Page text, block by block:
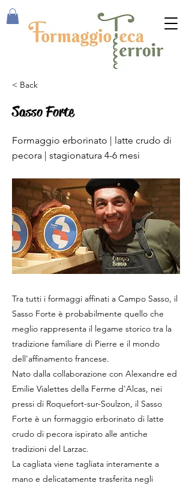
< Back
Sasso Forte
Formaggio erborinato | latte crudo di
pecora | stagionatura 4-6 mesi
Tra tutti i formaggi affinati a Campo Sasso, il
Sasso Forte è probabilmente quello che
meglio rappresenta il legame storico tra la
tradizione familiare di Pierre e il mondo
dell'affinamento francese.
Nato dalla collaborazione con Alexandre ed
Emilie Vialettes della Ferme d'Alcas, nei
pressi di Roquefort-sur-Soulzon, il Sasso
Forte è un formaggio erborinato di latte
crudo di pecora ispirato alle antiche
tradizioni del Larzac.
La cagliata viene tagliata interamente a
mano e delicatamente trasferita negli